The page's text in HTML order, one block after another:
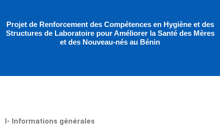
Projet de Renforcement des Compétences en Hygiène et des
Structures de Laboratoire pour Améliorer la Santé des Mères
et des Nouveau-nés au Bénin
I- Informations générales